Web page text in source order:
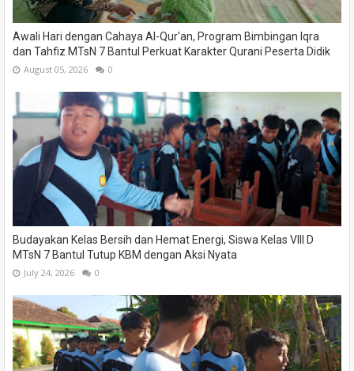
Awali Hari dengan Cahaya Al-Qur'an, Program Bimbingan Iqra
dan Tahfiz MTsN 7 Bantul Perkuat Karakter Qurani Peserta Didik
August 05, 2026 0
Budayakan Kelas Bersih dan Hemat Energi, Siswa Kelas VIII D
MTsN 7 Bantul Tutup KBM dengan Aksi Nyata
July 24, 2026 0